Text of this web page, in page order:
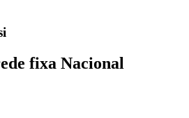
fixa Nacional